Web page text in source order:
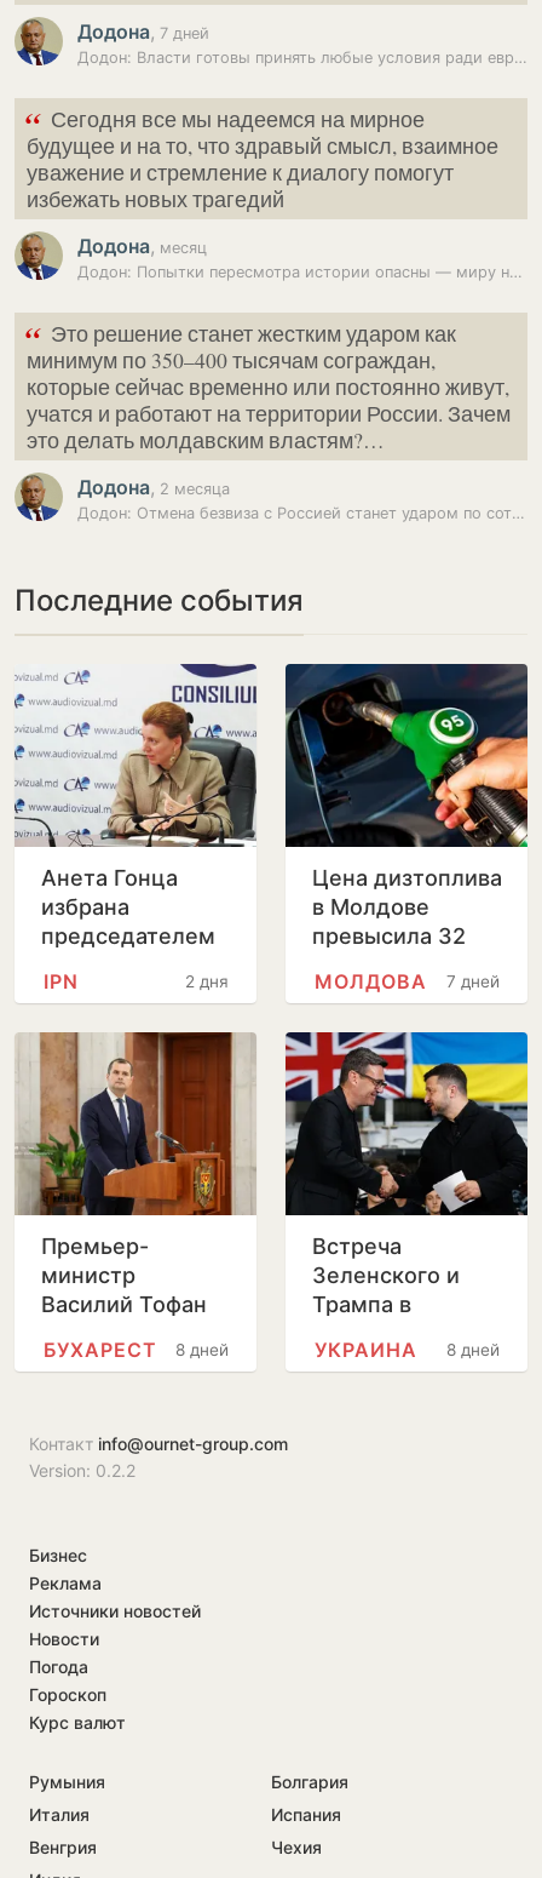
Додона, 7 дней
Додон: Власти готовы принять любые условия ради евроинтеграции
“ Сегодня все мы надеемся на мирное
будущее и на то, что здравый смысл, взаимное
уважение и стремление к диалогу помогут
избежать новых трагедий
Додона, месяц
Додон: Попытки пересмотра истории опасны — миру нужен диалог
“ Это решение станет жестким ударом как
минимум по 350–400 тысячам сограждан,
которые сейчас временно или постоянно живут,
учатся и работают на территории России. Зачем
это делать молдавским властям?…
Додона, 2 месяца
Додон: Отмена безвиза с Россией станет ударом по сотням тысяч граждан…
Последние события
Анета Гонца
избрана
председателем
телевидению и
отставки
Лилианы Вицу
2 дня
IPN
Цена дизтоплива
в Молдове
превысила 32
7 дней
МОЛДОВА
Премьер-
министр
Василий Тофан
официальный8 дней
БУХАРЕСТ
Встреча
Зеленского и
Трампа в
пройдет без8 дней
УКРАИНА
Контакт info@ournet-group.com
Version: 0.2.2
Бизнес
Реклама
Источники новостей
Новости
Погода
Гороскоп
Курс валют
Румыния
Болгария
Италия
Испания
Венгрия
Чехия